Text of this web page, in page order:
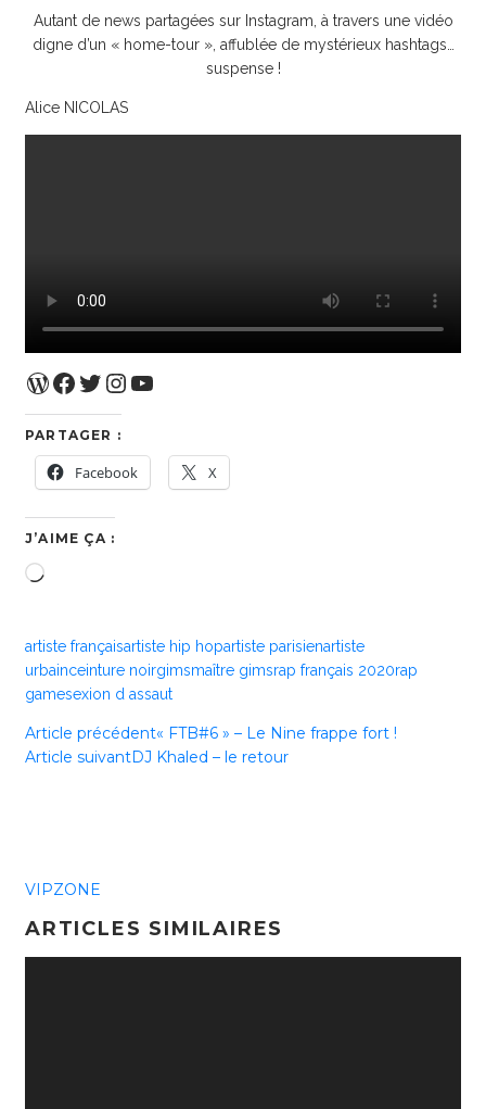
Autant de news partagées sur Instagram, à travers une vidéo
digne d’un « home-tour », affublée de mystérieux hashtags…
suspense !
Alice NICOLAS
WordPress
Facebook
Twitter
Instagram
YouTube
PARTAGER :
Facebook X
J’AIME ÇA :
Chargement…
artiste françaisartiste hip hopartiste parisienartiste
urbainceinture noirgimsmaître gimsrap français 2020rap
gamesexion d assaut
Article précédent« FTB#6 » – Le Nine frappe fort !
Article suivantDJ Khaled – le retour
VIPZONE
ARTICLES SIMILAIRES